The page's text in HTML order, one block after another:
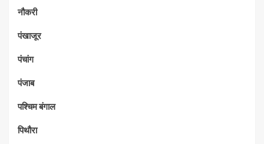
नौकरी
पंखाजूर
पंचांग
पंजाब
पश्चिम बंगाल
पिथौरा